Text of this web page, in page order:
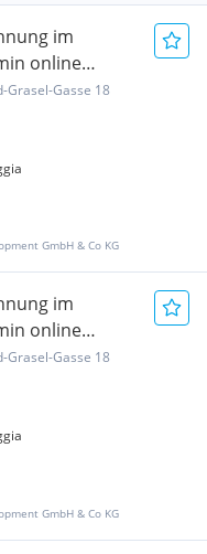
im
online
Grasel-Gasse 18
GmbH & Co KG
im
online
Grasel-Gasse 18
GmbH & Co KG